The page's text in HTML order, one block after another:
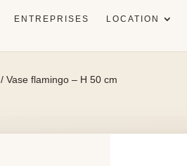
ENTREPRISES LOCATION
/ Vase flamingo – H 50 cm